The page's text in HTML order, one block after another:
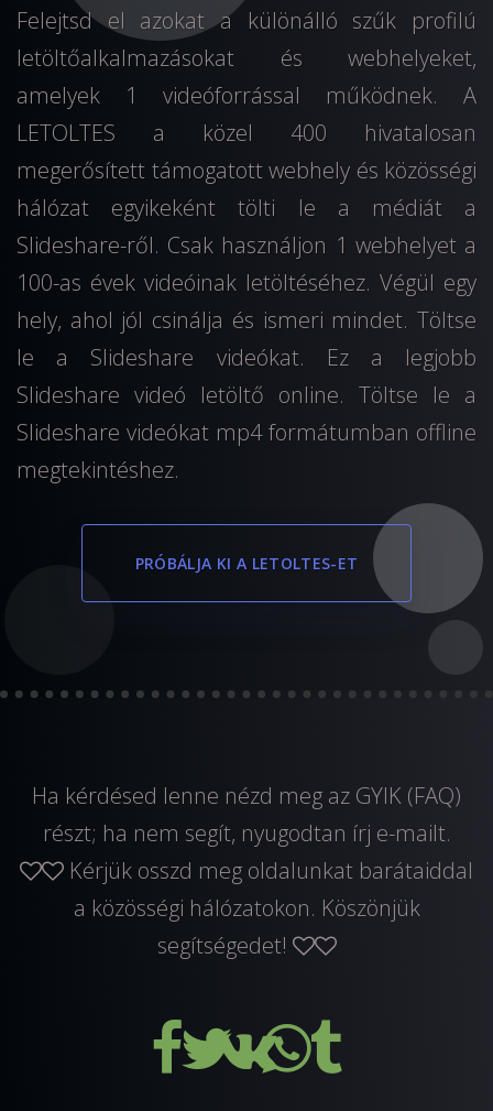
Felejtsd el azokat a különálló szűk profilú
letöltőalkalmazásokat és webhelyeket,
amelyek 1 videóforrással működnek. A
LETOLTES a közel 400 hivatalosan
megerősített támogatott webhely és közösségi
hálózat egyikeként tölti le a médiát a
Slideshare-ről. Csak használjon 1 webhelyet a
100-as évek videóinak letöltéséhez. Végül egy
hely, ahol jól csinálja és ismeri mindet. Töltse
le a Slideshare videókat. Ez a legjobb
Slideshare videó letöltő online. Töltse le a
Slideshare videókat mp4 formátumban offline
megtekintéshez.
PRÓBÁLJA KI A LETOLTES-ET
Ha kérdésed lenne nézd meg az GYIK (FAQ)
részt; ha nem segít, nyugodtan írj e-mailt.
Kérjük osszd meg oldalunkat barátaiddal
a közösségi hálózatokon. Köszönjük
segítségedet!